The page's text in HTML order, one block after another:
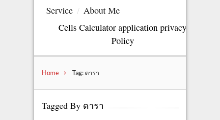
Service
About Me
Cells Calculator application privacy
Policy
Home Tag: ดารา
Tagged By ดารา